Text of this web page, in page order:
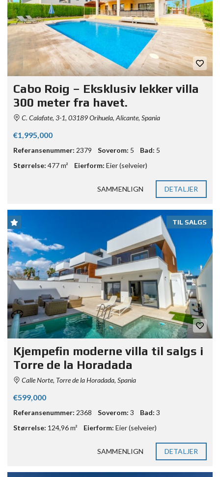
Cabo Roig – Eksklusiv lekker villa
300 meter fra havet.
C. Calafate, 3-1, 03189 Orihuela, Alicante, Spania
€1,995,000
Referansenummer: 2379 Soverom: 5 Bad: 5
Størrelse: 477 m² Eierform: Eier (selveier)
SAMMENLIGN DETALJER
TIL SALGS
Kjempefin moderne villa til salgs i
Torre de la Horadada
Calle Norte, Torre de la Horadada, Spania
€599,000
Referansenummer: 2368 Soverom: 3 Bad: 3
Størrelse: 124,96 m² Eierform: Eier (selveier)
SAMMENLIGN DETALJER